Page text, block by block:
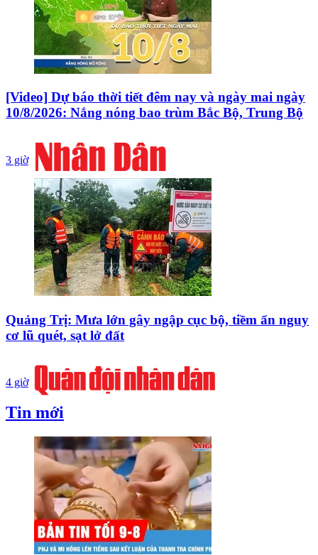
[Video] Dự báo thời tiết đêm nay và ngày mai ngày
10/8/2026: Nắng nóng bao trùm Bắc Bộ, Trung Bộ
3 giờ
Quảng Trị: Mưa lớn gây ngập cục bộ, tiềm ẩn nguy
cơ lũ quét, sạt lở đất
4 giờ
Tin mới